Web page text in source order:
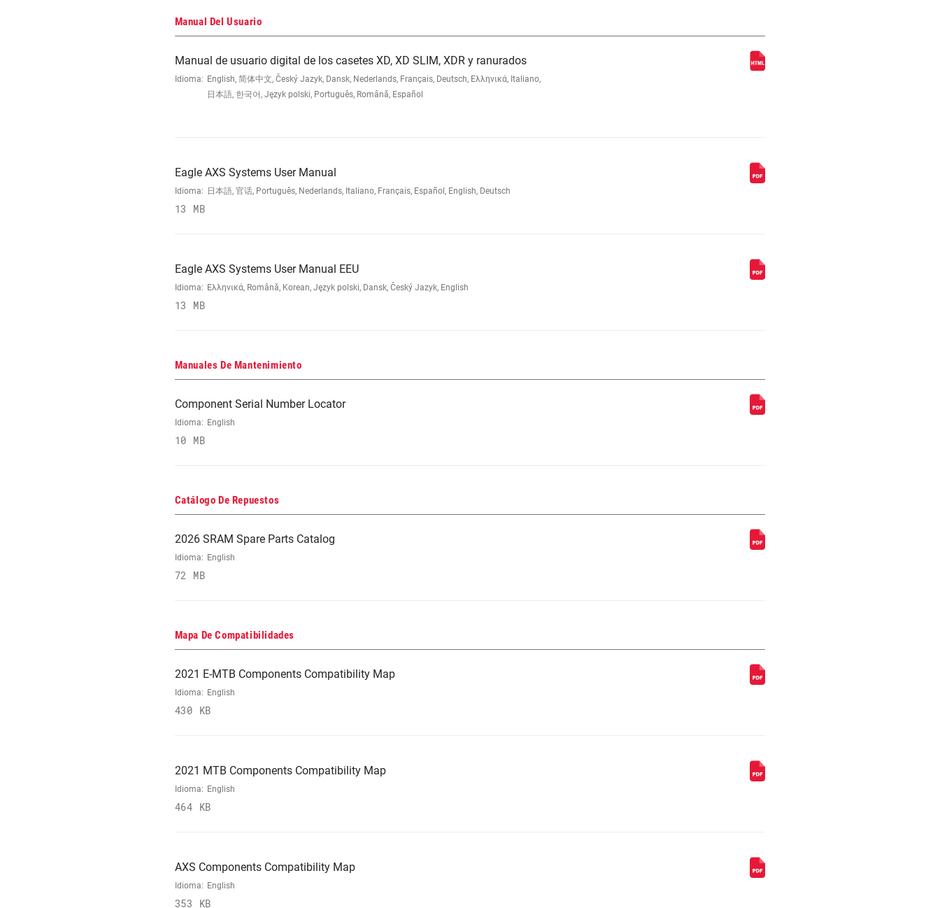
Manual Del Usuario
Manual de usuario digital de los casetes XD, XD SLIM, XDR y ranurados
Idioma: English, 简体中文, Český Jazyk, Dansk, Nederlands, Français, Deutsch, Ελληνικά, Italiano,
日本語, 한국어, Język polski, Português, Română, Español
Eagle AXS Systems User Manual
Idioma: 日本語, 官话, Português, Nederlands, Italiano, Français, Español, English, Deutsch
13 MB
Eagle AXS Systems User Manual EEU
Idioma: Ελληνικά, Română, Korean, Język polski, Dansk, Český Jazyk, English
13 MB
Manuales De Mantenimiento
Component Serial Number Locator
Idioma: English
10 MB
Catálogo De Repuestos
2026 SRAM Spare Parts Catalog
Idioma: English
72 MB
Mapa De Compatibilidades
2021 E-MTB Components Compatibility Map
Idioma: English
430 KB
2021 MTB Components Compatibility Map
Idioma: English
464 KB
AXS Components Compatibility Map
Idioma: English
353 KB